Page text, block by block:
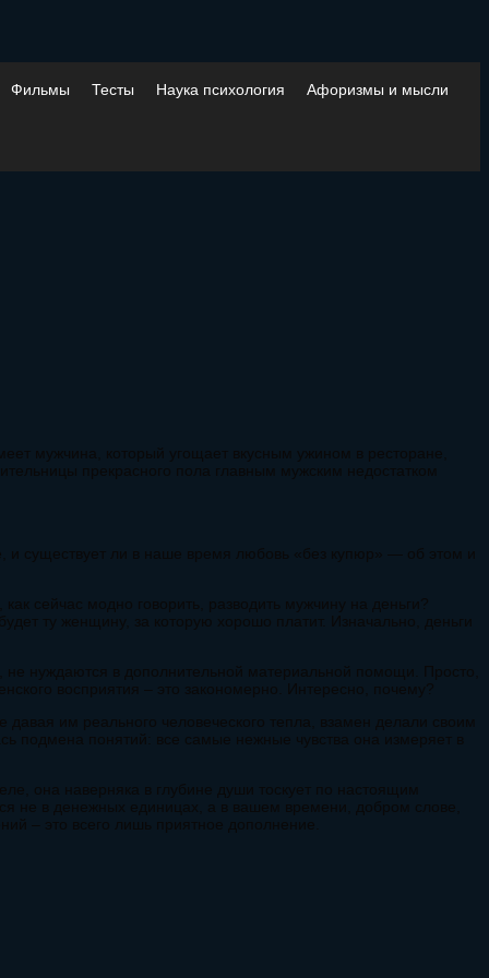
Фильмы Тесты Наука психология Афоризмы и мысли
мужчина, который угощает вкусным ужином в ресторане,
прекрасного пола главным мужским недостатком
существует ли в наше время любовь «без купюр» — об этом и
сейчас модно говорить, разводить мужчину на деньги?
ту женщину, за которую хорошо платит. Изначально, деньги
нуждаются в дополнительной материальной помощи. Просто,
восприятия – это закономерно. Интересно, почему?
им реального человеческого тепла, взамен делали своим
подмена понятий: все самые нежные чувства она измеряет в
она наверняка в глубине души тоскует по настоящим
не в денежных единицах, а в вашем времени, добром слове,
– это всего лишь приятное дополнение.